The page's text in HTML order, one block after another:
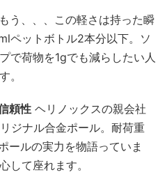
もう、、、この軽さは持った瞬
ペットボトル2本分以下。ソ
で荷物を1gでも減らしたい人
。
頼性 ヘリノックスの親会社
ジナル合金ポール。耐荷重
ールの実力を物語っていま
して座れます。